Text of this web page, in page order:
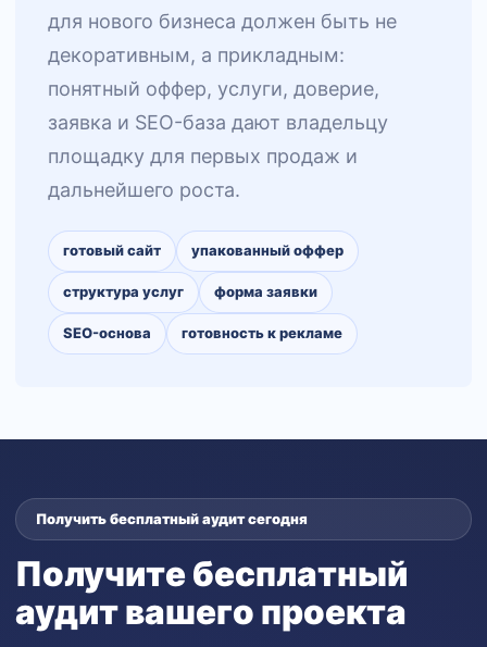
для нового бизнеса должен быть не
декоративным, а прикладным:
понятный оффер, услуги, доверие,
заявка и SEO-база дают владельцу
площадку для первых продаж и
дальнейшего роста.
готовый сайт упакованный оффер
структура услуг форма заявки
SEO-основа готовность к рекламе
Получить бесплатный аудит сегодня
Получите бесплатный
аудит вашего проекта